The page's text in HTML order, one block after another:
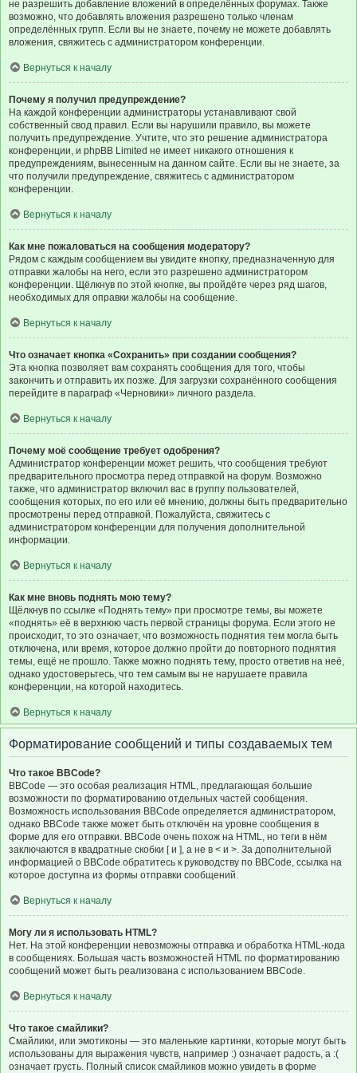
не разрешить добавление вложений в определённых форумах. Также
возможно, что добавлять вложения разрешено только членам
определённых групп. Если вы не знаете, почему не можете добавлять
вложения, свяжитесь с администратором конференции.
Вернуться к началу
Почему я получил предупреждение?
На каждой конференции администраторы устанавливают свой
собственный свод правил. Если вы нарушили правило, вы можете
получить предупреждение. Учтите, что это решение администратора
конференции, и phpBB Limited не имеет никакого отношения к
предупреждениям, вынесенным на данном сайте. Если вы не знаете, за
что получили предупреждение, свяжитесь с администратором
конференции.
Вернуться к началу
Как мне пожаловаться на сообщения модератору?
Рядом с каждым сообщением вы увидите кнопку, предназначенную для
отправки жалобы на него, если это разрешено администратором
конференции. Щёлкнув по этой кнопке, вы пройдёте через ряд шагов,
необходимых для оправки жалобы на сообщение.
Вернуться к началу
Что означает кнопка «Сохранить» при создании сообщения?
Эта кнопка позволяет вам сохранять сообщения для того, чтобы
закончить и отправить их позже. Для загрузки сохранённого сообщения
перейдите в параграф «Черновики» личного раздела.
Вернуться к началу
Почему моё сообщение требует одобрения?
Администратор конференции может решить, что сообщения требуют
предварительного просмотра перед отправкой на форум. Возможно
также, что администратор включил вас в группу пользователей,
сообщения которых, по его или её мнению, должны быть предварительно
просмотрены перед отправкой. Пожалуйста, свяжитесь с
администратором конференции для получения дополнительной
информации.
Вернуться к началу
Как мне вновь поднять мою тему?
Щёлкнув по ссылке «Поднять тему» при просмотре темы, вы можете
«поднять» её в верхнюю часть первой страницы форума. Если этого не
происходит, то это означает, что возможность поднятия тем могла быть
отключена, или время, которое должно пройти до повторного поднятия
темы, ещё не прошло. Также можно поднять тему, просто ответив на неё,
однако удостоверьтесь, что тем самым вы не нарушаете правила
конференции, на которой находитесь.
Вернуться к началу
Форматирование сообщений и типы создаваемых тем
Что такое BBCode?
BBCode — это особая реализация HTML, предлагающая большие
возможности по форматированию отдельных частей сообщения.
Возможность использования BBCode определяется администратором,
однако BBCode также может быть отключён на уровне сообщения в
форме для его отправки. BBCode очень похож на HTML, но теги в нём
заключаются в квадратные скобки [ и ], а не в < и >. За дополнительной
информацией о BBCode обратитесь к руководству по BBCode, ссылка на
которое доступна из формы отправки сообщений.
Вернуться к началу
Могу ли я использовать HTML?
Нет. На этой конференции невозможны отправка и обработка HTML-кода
в сообщениях. Большая часть возможностей HTML по форматированию
сообщений может быть реализована с использованием BBCode.
Вернуться к началу
Что такое смайлики?
Смайлики, или эмотиконы — это маленькие картинки, которые могут быть
использованы для выражения чувств, например :) означает радость, а :(
означает грусть. Полный список смайликов можно увидеть в форме